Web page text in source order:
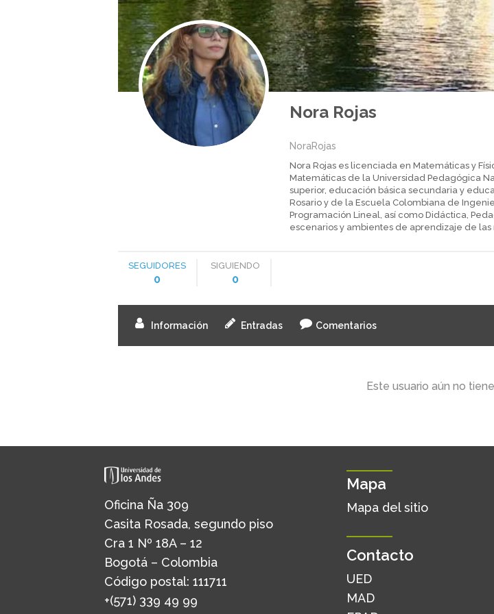
Nora Rojas
NoraRojas
Nora Rojas es licenciada en Matemáticas y
Matemáticas de la Universidad Pedagógica
superior, educación básica secundaria y
Rosario y de la Escuela Colombiana de
Programación Lineal, así como Didáctica,
escenarios y ambientes de aprendizaje de
SEGUIDORES
0
SIGUIENDO
0
Información Entradas Comentarios
Este usuario aún no
Oficina Ña 309
Casita Rosada, segundo piso
Cra 1 Nº 18A – 12
Bogotá – Colombia
Código postal: 111711
+(571) 339 49 99
Mapa
Mapa del sitio
Contacto
UED
MAD